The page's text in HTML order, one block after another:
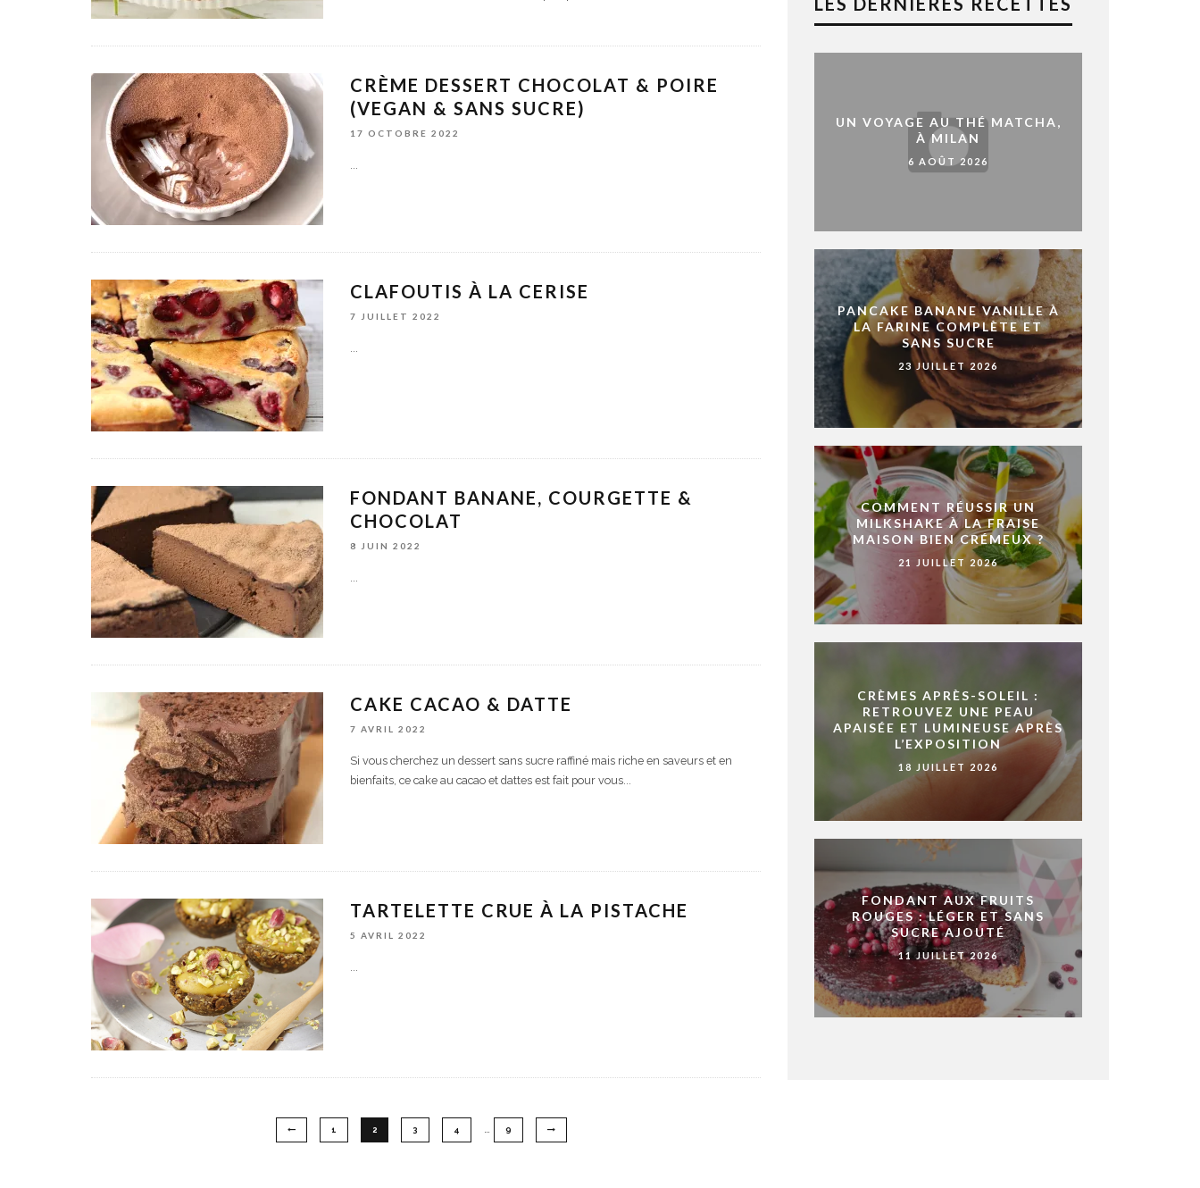
CRÈME DESSERT CHOCOLAT & POIRE
(VEGAN & SANS SUCRE)
17 OCTOBRE 2022
CLAFOUTIS À LA CERISE
7 JUILLET 2022
FONDANT BANANE, COURGETTE &
CHOCOLAT
8 JUIN 2022
CAKE CACAO & DATTE
7 AVRIL 2022
Si vous cherchez un dessert sans sucre raffiné mais riche en saveurs et en
bienfaits, ce cake au cacao et dattes est fait pour vous...
TARTELETTE CRUE À LA PISTACHE
5 AVRIL 2022
1 2 3 4 … 9
UN VOYAGE AU THÉ MATCHA,
À MILAN
6 AOÛT 2026
PANCAKE BANANE VANILLE À
LA FARINE COMPLÈTE ET
SANS SUCRE
23 JUILLET 2026
COMMENT RÉUSSIR UN
MILKSHAKE À LA FRAISE
MAISON BIEN CRÉMEUX ?
21 JUILLET 2026
CRÈMES APRÈS-SOLEIL :
RETROUVEZ UNE PEAU
APAISÉE ET LUMINEUSE APRÈS
L’EXPOSITION
18 JUILLET 2026
FONDANT AUX FRUITS
ROUGES : LÉGER ET SANS
SUCRE AJOUTÉ
11 JUILLET 2026